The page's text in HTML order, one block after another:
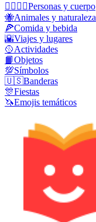
👩‍❤️‍💋‍👨Personas y cuerpo
🐝Animales y naturaleza
🍕Comida y bebida
🌇Viajes y lugares
🥎Actividades
📙Objetos
💯Símbolos
🇺🇸Banderas
🎊Fiestas
🦄Emojis temáticos